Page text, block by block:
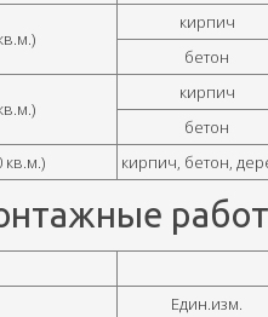
кирпич
бетон
кирпич
бетон
кв.м.)
кирпич, бетон,
Един.изм.